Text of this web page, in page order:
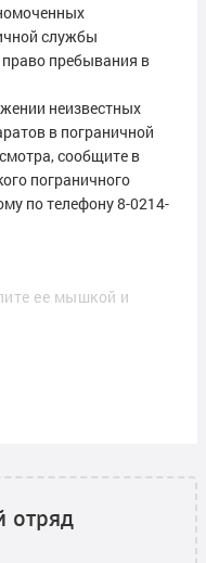
службы
пребывания в
неизвестных
в пограничной
сообщите в
пограничного
по телефону 8-0214-
ее мышкой и
отряд